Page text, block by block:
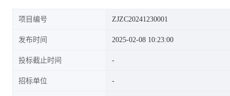
项目编号 ZJZC20241230001
发布时间 2025-02-08 10:23:00
投标截止时间
招标单位